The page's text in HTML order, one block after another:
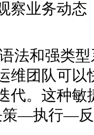
察业务动态
和强类型
维团队可
代。这种
—执行—反